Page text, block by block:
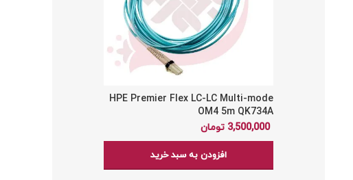
HPE Premier Flex LC-LC Multi-mode
OM4 5m QK734A
3,500,000 تومان
افزودن به سبد خرید